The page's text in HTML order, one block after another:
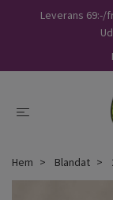
Leverans 69:-/
Hem Blandat